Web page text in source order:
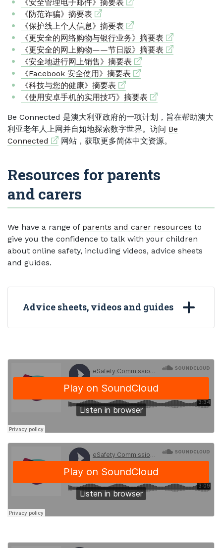
《安全管理电子邮件》摘要表
《防范诈骗》摘要表 External link
《保护线上个人信息》摘要表 External link
《更安全的网络购物与银行业务》摘要表 External link
《更安全的网上购物——节日版》摘要表 External link
《安全地进行网上销售》摘要表 External link
《Facebook 安全使用》摘要表 External link
《科技与您的健康》摘要表 External link
《使用安卓手机的实用技巧》摘要表 External link
Be Connected 是澳大利亚政府的一项计划，旨在帮助澳大
利亚老年人上网并自如地探索数字世界。访问 Be
Connected External link
网站，获取更多简体中文资源。
Resources for parents
and carers
We have a range of parents and carer resources to
give you the confidence to talk with your children
about online safety, including videos, advice sheets
and guides.
Advice sheets, videos and guides